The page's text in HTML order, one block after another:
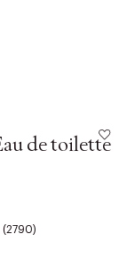
de toilette
(2790)